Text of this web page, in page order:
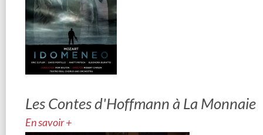
Les Contes d'Hoffmann à La Monnaie
En savoir +